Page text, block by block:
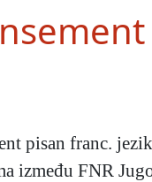
pisan franc.
između FNR